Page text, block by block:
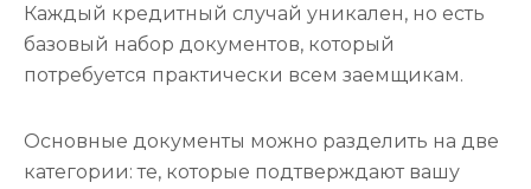
Каждый кредитный случай уникален, но есть
базовый набор документов, который
потребуется практически всем заемщикам.
Основные документы можно разделить на две
категории: те, которые подтверждают вашу